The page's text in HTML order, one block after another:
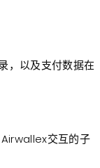
，以及支付数据在
交互的子